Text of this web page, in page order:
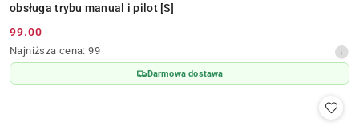
obsługa trybu manual i pilot [S]
Cena
promocyjna:
99.00
Najniższa
cena
z
Najniższa cena: 99
Darmowa dostawa